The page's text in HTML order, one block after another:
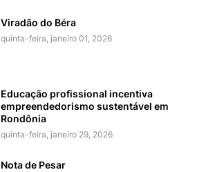
Viradão do Béra
quinta-feira, janeiro 01, 2026
Educação profissional incentiva
empreendedorismo sustentável em
Rondônia
quinta-feira, janeiro 29, 2026
Nota de Pesar